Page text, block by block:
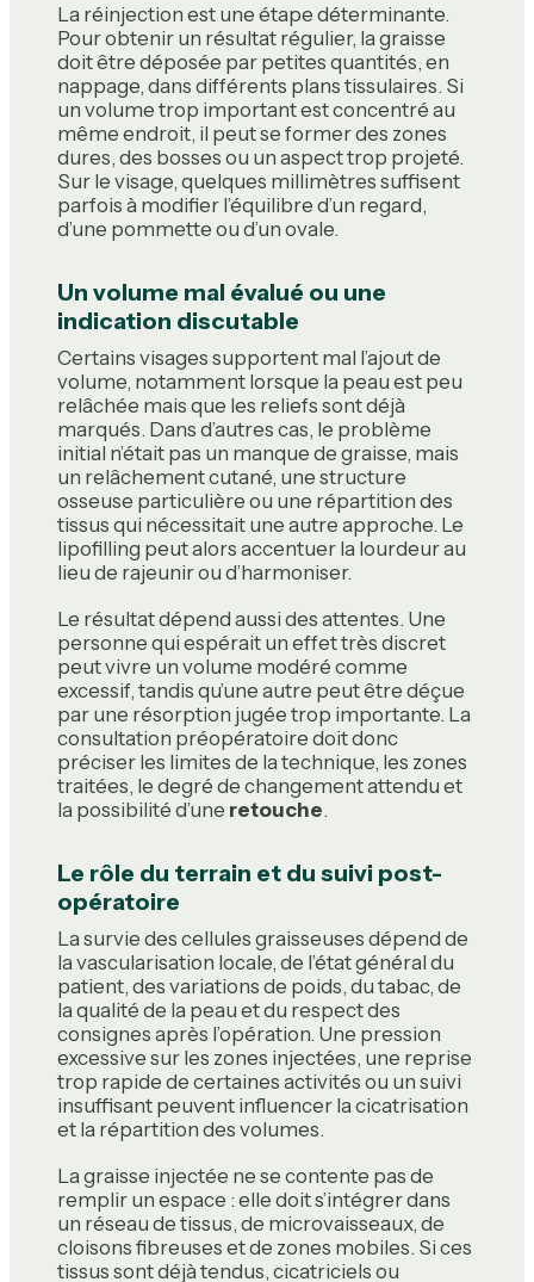
La réinjection est une étape déterminante.
Pour obtenir un résultat régulier, la graisse
doit être déposée par petites quantités, en
nappage, dans différents plans tissulaires. Si
un volume trop important est concentré au
même endroit, il peut se former des zones
dures, des bosses ou un aspect trop projeté.
Sur le visage, quelques millimètres suffisent
parfois à modifier l’équilibre d’un regard,
d’une pommette ou d’un ovale.
Un volume mal évalué ou une
indication discutable
Certains visages supportent mal l’ajout de
volume, notamment lorsque la peau est peu
relâchée mais que les reliefs sont déjà
marqués. Dans d’autres cas, le problème
initial n’était pas un manque de graisse, mais
un relâchement cutané, une structure
osseuse particulière ou une répartition des
tissus qui nécessitait une autre approche. Le
lipofilling peut alors accentuer la lourdeur au
lieu de rajeunir ou d’harmoniser.
Le résultat dépend aussi des attentes. Une
personne qui espérait un effet très discret
peut vivre un volume modéré comme
excessif, tandis qu’une autre peut être déçue
par une résorption jugée trop importante. La
consultation préopératoire doit donc
préciser les limites de la technique, les zones
traitées, le degré de changement attendu et
la possibilité d’une retouche.
Le rôle du terrain et du suivi post-
opératoire
La survie des cellules graisseuses dépend de
la vascularisation locale, de l’état général du
patient, des variations de poids, du tabac, de
la qualité de la peau et du respect des
consignes après l’opération. Une pression
excessive sur les zones injectées, une reprise
trop rapide de certaines activités ou un suivi
insuffisant peuvent influencer la cicatrisation
et la répartition des volumes.
La graisse injectée ne se contente pas de
remplir un espace : elle doit s’intégrer dans
un réseau de tissus, de microvaisseaux, de
cloisons fibreuses et de zones mobiles. Si ces
tissus sont déjà tendus, cicatriciels ou